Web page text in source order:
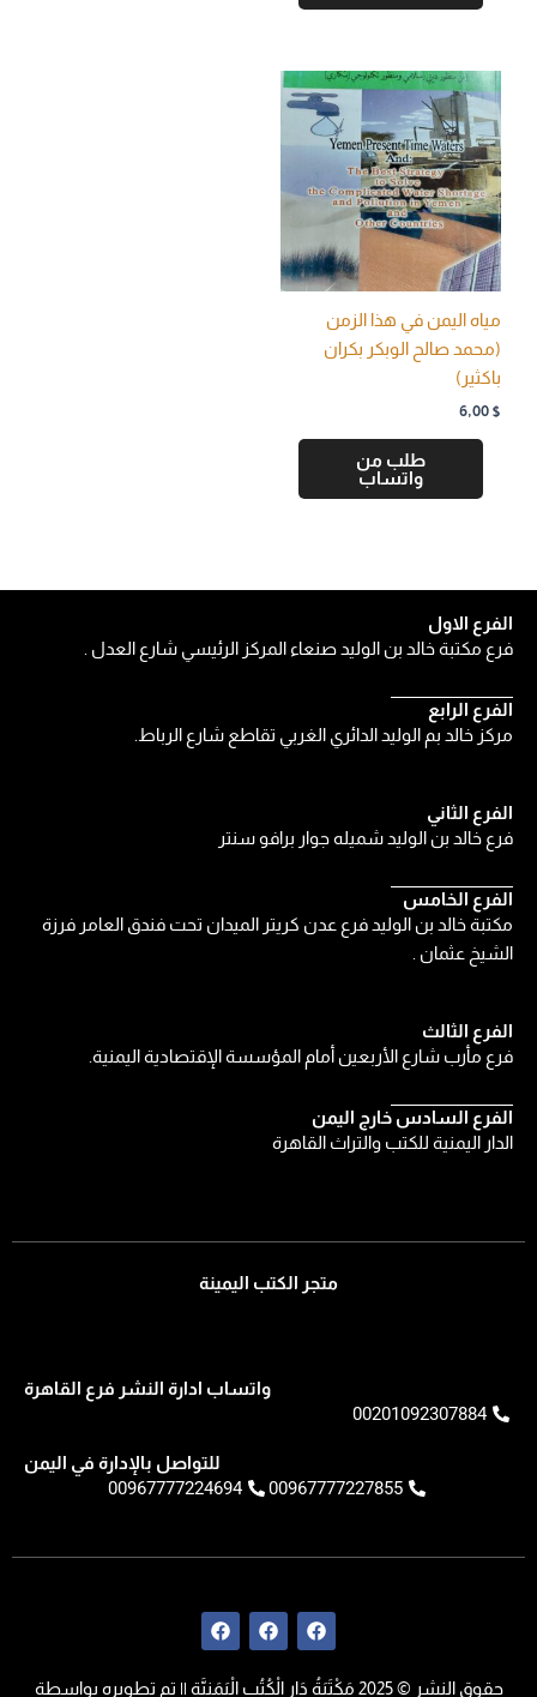
مياه اليمن في هذا الزمن
(محمد صالح الوبكر بكران
باكثير)
6,00 $
طلب من
واتساب
الفرع الثالث
فرع مأرب شارع الأربعين أمام المؤسسة الإقتصادية اليمنية.
الفرع السادس خارج اليمن
الدار اليمنية للكتب والتراث القاهرة
الفرع الثاني
فرع خالد بن الوليد شميله جوار برافو سنتر
الفرع الخامس
مكتبة خالد بن الوليد فرع عدن كريتر الميدان تحت فندق العامر فرزة
الشيخ عثمان .
الفرع الاول
فرع مكتبة خالد بن الوليد صنعاء المركز الرئيسي شارع العدل .
الفرع الرابع
مركز خالد بم الوليد الدائري الغربي تقاطع شارع الرباط.
متجر الكتب اليمينة
واتساب ادارة النشر فرع القاهرة
00201092307884
للتواصل بالإدارة في اليمن
00967777227855
00967777224694
F
a
e
F
a
e
F
a
e
حقوق النشر © 2025 مَكْتَبَةُ دَار الْكُتُبِ الْيَمَنِيَّةِ || تم تطويره بواسطة